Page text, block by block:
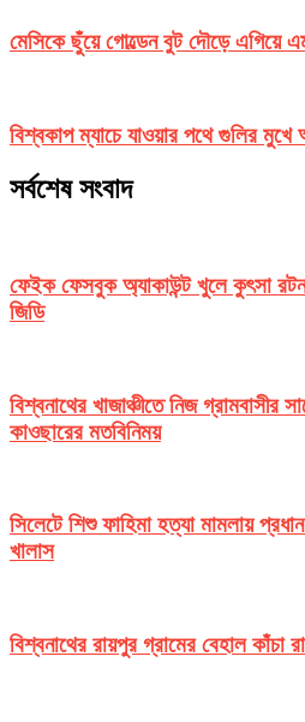
মেসিকে ছুঁয়ে গোল্ডেন বুট দৌড়ে এগিয়ে
বিশ্বকাপ ম্যাচে যাওয়ার পথে গুলির মুখে
সর্বশেষ সংবাদ
ফেইক ফেসবুক অ্যাকাউন্ট খুলে কুৎসা
জিডি
বিশ্বনাথের খাজাঞ্চীতে নিজ গ্রামবাসীর
কাওছারের মতবিনিময়
সিলেটে শিশু ফাহিমা হত্যা মামলায়
খালাস
বিশ্বনাথের রায়পুর গ্রামের বেহাল কাঁচা